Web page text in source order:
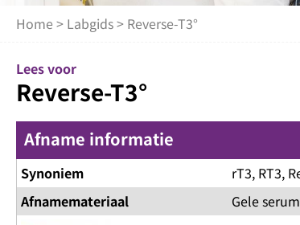
Home > Labgids> Reverse-T3°
Lees voor
Reverse-T3°
Afname informatie
Synoniem
rT3, RT3,
Afnamemateriaal
Gele